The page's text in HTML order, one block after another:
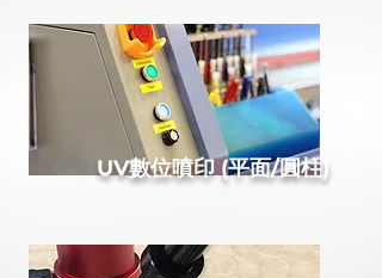
UV數位噴印 (平面/圓柱)